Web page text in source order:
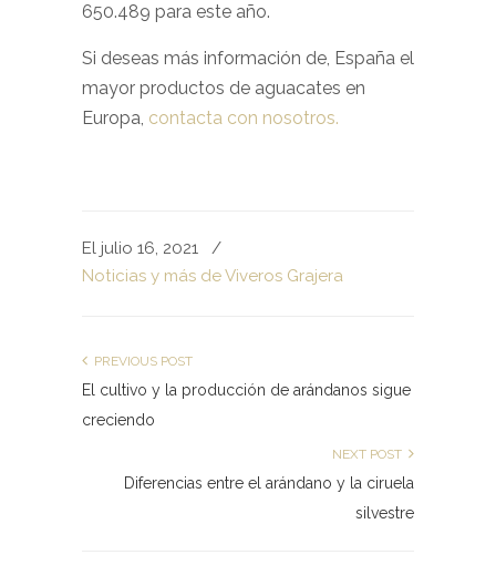
650.489 para este año.
Si deseas más información de, España el
mayor productos de aguacates en
Europa, contacta con nosotros.
El julio 16, 2021
/
Noticias y más de Viveros Grajera
PREVIOUS POST
El cultivo y la producción de arándanos sigue
creciendo
NEXT POST
Diferencias entre el arándano y la ciruela
silvestre